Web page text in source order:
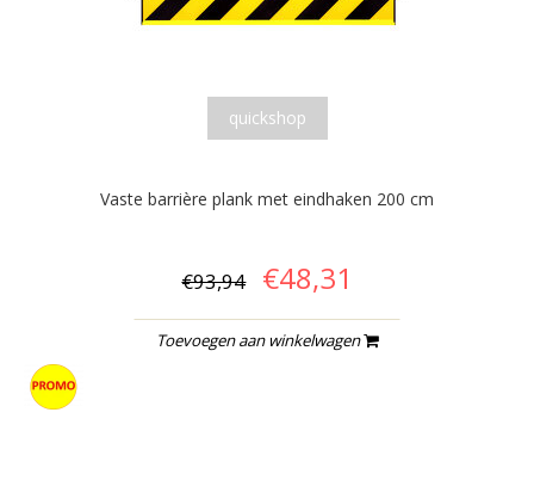
quickshop
Vaste barrière plank met eindhaken 200 cm
€93,94 €48,31
Toevoegen aan winkelwagen